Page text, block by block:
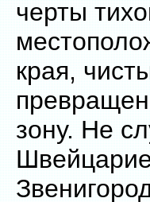
черты
края,
зону. Не